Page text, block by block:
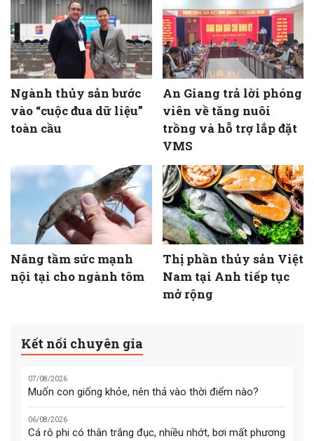
Ngành thủy sản bước
vào “cuộc đua dữ liệu”
toàn cầu
An Giang trả lời phóng
viên về tăng nuôi
trồng và hỗ trợ lắp đặt
VMS
Nâng tầm sức mạnh
nội tại cho ngành tôm
Thị phần thủy sản Việt
Nam tại Anh tiếp tục
mở rộng
Kết nối chuyên gia
07/08/2026
Muốn con giống khỏe, nên thả vào thời điểm nào?
06/08/2026
Cá rô phi có thân trắng đục, nhiều nhớt, bơi mất phương